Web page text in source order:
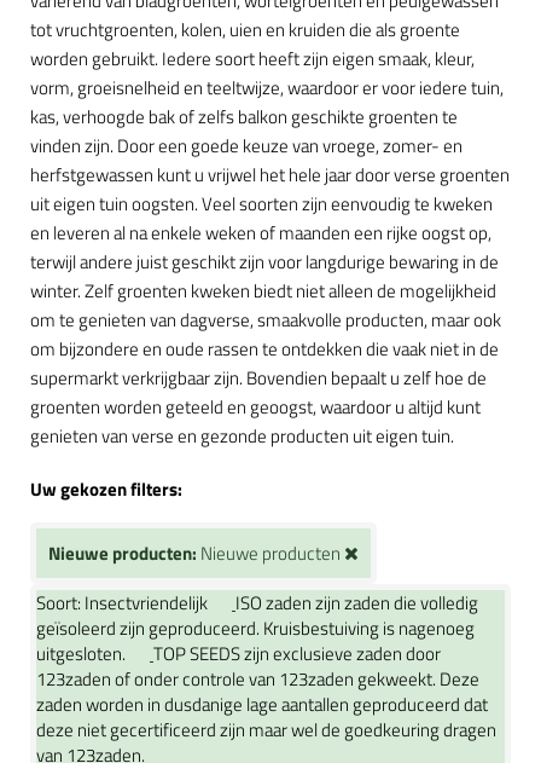
tot vruchtgroenten, kolen, uien en kruiden die als groente
worden gebruikt. Iedere soort heeft zijn eigen smaak, kleur,
vorm, groeisnelheid en teeltwijze, waardoor er voor iedere tuin,
kas, verhoogde bak of zelfs balkon geschikte groenten te
vinden zijn. Door een goede keuze van vroege, zomer- en
herfstgewassen kunt u vrijwel het hele jaar door verse groenten
uit eigen tuin oogsten. Veel soorten zijn eenvoudig te kweken
en leveren al na enkele weken of maanden een rijke oogst op,
terwijl andere juist geschikt zijn voor langdurige bewaring in de
winter. Zelf groenten kweken biedt niet alleen de mogelijkheid
om te genieten van dagverse, smaakvolle producten, maar ook
om bijzondere en oude rassen te ontdekken die vaak niet in de
supermarkt verkrijgbaar zijn. Bovendien bepaalt u zelf hoe de
groenten worden geteeld en geoogst, waardoor u altijd kunt
genieten van verse en gezonde producten uit eigen tuin.
Uw gekozen filters:
Nieuwe producten: Nieuwe producten
Soort: Insectvriendelijk
ISO zaden zijn zaden die volledig
geïsoleerd zijn geproduceerd. Kruisbestuiving is nagenoeg
uitgesloten.
TOP SEEDS zijn exclusieve zaden door
123zaden of onder controle van 123zaden gekweekt. Deze
zaden worden in dusdanige lage aantallen geproduceerd dat
deze niet gecertificeerd zijn maar wel de goedkeuring dragen
van 123zaden.